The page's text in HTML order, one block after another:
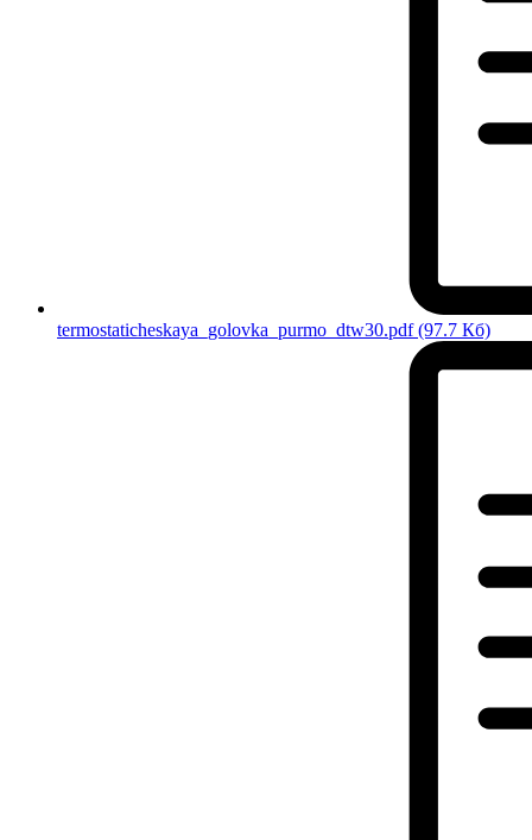
termostaticheskaya_golovka_purmo_dtw30.pdf(97.7 Кб)